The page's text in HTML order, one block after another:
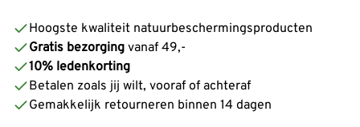
Hoogste kwaliteit natuurbeschermingsproducten
Gratis bezorging vanaf 49,-
10% ledenkorting
Betalen zoals jij wilt, vooraf of achteraf
Gemakkelijk retourneren binnen 14 dagen